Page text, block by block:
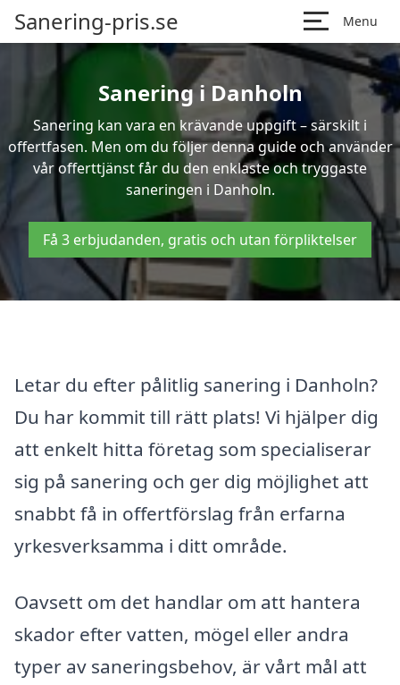
Sanering-pris.se Menu
Sanering i Danholn
Sanering kan vara en krävande uppgift – särskilt i
offertfasen. Men om du följer denna guide och använder
vår offerttjänst får du den enklaste och tryggaste
saneringen i Danholn.
Få 3 erbjudanden, gratis och utan förpliktelser
Letar du efter pålitlig sanering i Danholn?
Du har kommit till rätt plats! Vi hjälper dig
att enkelt hitta företag som specialiserar
sig på sanering och ger dig möjlighet att
snabbt få in offertförslag från erfarna
yrkesverksamma i ditt område.
Oavsett om det handlar om att hantera
skador efter vatten, mögel eller andra
typer av saneringsbehov, är vårt mål att